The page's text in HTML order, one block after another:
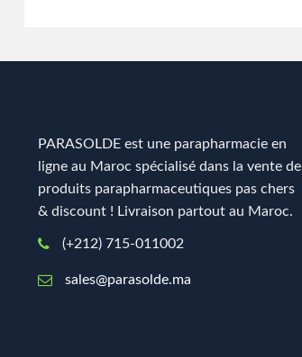
PARASOLDE est une parapharmacie en
ligne au Maroc spécialisé dans la vente de
produits parapharmaceutiques pas chers
& discount ! Livraison partout au Maroc.
(+212) 715-011002
sales@parasolde.ma